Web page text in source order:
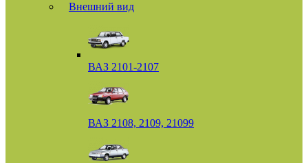
Внешний вид
ВАЗ 2101-2107
ВАЗ 2108, 2109, 21099